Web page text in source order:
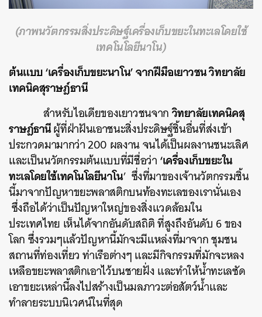
(ภาพนวัตกรรมสิ่งประดิษฐ์เครื่องเก็บขยะในทะเลโดยใช้
เทคโนโลยีนาโน)
ต้นแบบ‘เครื่องเก็บขยะนาโน’จากฝีมือเยาวชน วิทยาลัย
เทคนิคสุราษฎ์ธานี
สำหรับไอเดียของเยาวชนจากวิทยาลัยเทคนิคสุ
ราษฎ์ธานีผู้ที่ฝ่าฝันเอาชนะสิ่งประดิษฐ์ชิ้นอื่นที่ส่งเข้า
ประกวดมามากว่า 200 ผลงาน จนได้เป็นผลงานชนะเลิศ
และเป็นนวัตกรรมต้นแบบที่มีชื่อว่า‘เครื่องเก็บขยะใน
ทะเลโดยใช้เทคโนโลยีนาโน’ ซึ่งที่มาของเจ้านวัตกรรมชิ้น
นี้มาจากปัญหาขยะพลาสติกบนท้องทะเลของเรานั่นเอง
ซึ่งถือได้ว่าเป็นปัญหาใหญ่ของสิ่งแวดล้อมใน
ประเทศไทย เห็นได้จากอันดับสถิติ ที่สูงถึงอันดับ 6 ของ
โลก ซึ่งรวมๆแล้วปัญหานี้มักจะมีแหล่งที่มาจาก ชุมชน
สถานที่ท่องเที่ยว ท่าเรือต่างๆ และมีกิจกรรมที่มักจะหลง
เหลือขยะพลาสติกเอาไว้บนชายฝั่ง และทำให้น้ำทะเลซัด
เอาขยะเหล่านี้ลงไปสร้างเป็นมลภาวะต่อสัตว์น้ำและ
ทำลายระบบนิเวศน์ในที่สุด